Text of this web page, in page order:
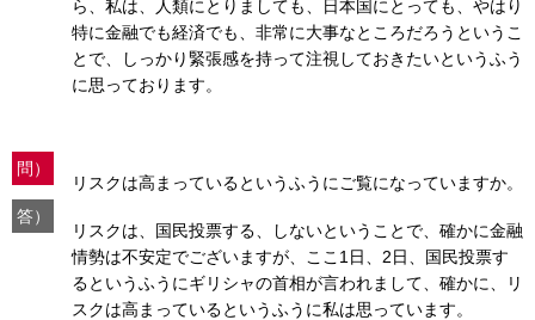
ら、私は、人類にとりましても、日本国にとっても、やはり
特に金融でも経済でも、非常に大事なところだろうというこ
とで、しっかり緊張感を持って注視しておきたいというふう
に思っております。
問）
リスクは高まっているというふうにご覧になっていますか。
答）
リスクは、国民投票する、しないということで、確かに金融
情勢は不安定でございますが、ここ1日、2日、国民投票す
るというふうにギリシャの首相が言われまして、確かに、リ
スクは高まっているというふうに私は思っています。